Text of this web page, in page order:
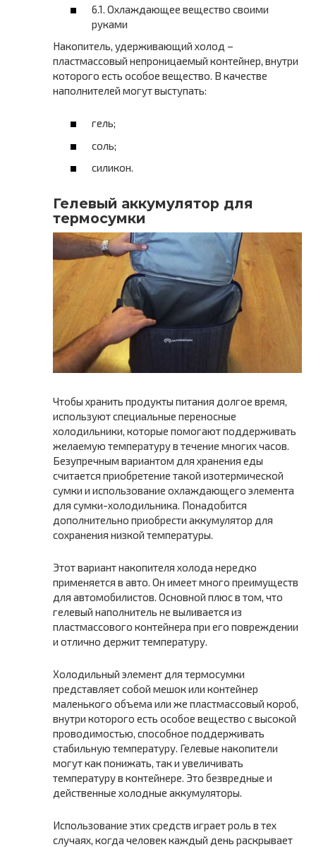
6.1. Охлаждающее вещество своими
руками
Накопитель, удерживающий холод –
пластмассовый непроницаемый контейнер, внутри
которого есть особое вещество. В качестве
наполнителей могут выступать:
гель;
соль;
силикон.
Гелевый аккумулятор для
термосумки
Чтобы хранить продукты питания долгое время,
используют специальные переносные
холодильники, которые помогают поддерживать
желаемую температуру в течение многих часов.
Безупречным вариантом для хранения еды
считается приобретение такой изотермической
сумки и использование охлаждающего элемента
для сумки-холодильника. Понадобится
дополнительно приобрести аккумулятор для
сохранения низкой температуры.
Этот вариант накопителя холода нередко
применяется в авто. Он имеет много преимуществ
для автомобилистов. Основной плюс в том, что
гелевый наполнитель не выливается из
пластмассового контейнера при его повреждении
и отлично держит температуру.
Холодильный элемент для термосумки
представляет собой мешок или контейнер
маленького объема или же пластмассовый короб,
внутри которого есть особое вещество с высокой
проводимостью, способное поддерживать
стабильную температуру. Гелевые накопители
могут как понижать, так и увеличивать
температуру в контейнере. Это безвредные и
действенные холодные аккумуляторы.
Использование этих средств играет роль в тех
случаях, когда человек каждый день раскрывает